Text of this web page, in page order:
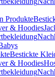
Produkte
& Hoodies
Bestickte
& Hoodies